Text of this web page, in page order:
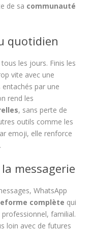
de sa communauté
quotidien
les jours. Finis les
vite avec une
par une
rend les
, sans perte de
outils comme les
emoji, elle renforce
messagerie
WhatsApp
complète qui
familial.
loin avec de futures